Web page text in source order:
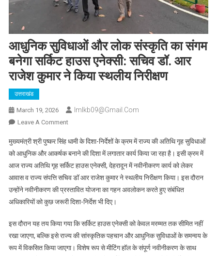
आधुनिक सुविधाओं और लोक संस्कृति का संगम
बनेगा सर्किट हाउस एनेक्सी: सचिव डॉ. आर
राजेश कुमार ने किया स्थलीय निरीक्षण
उत्तराखंड
March 19, 2026 Imlkb09@gmail.com
Leave A CommentOn
सुविधाओं
और
लोक
संस्कृति
का
संगम
सर्किट
हाउस
एनेक्सी:
मुख्यमंत्री श्री पुष्कर सिंह धामी के दिशा-निर्देशों के क्रम में राज्य की अतिथि गृह सुविधाओं
को आधुनिक और आकर्षक बनाने की दिशा में लगातार कार्य किया जा रहा है। इसी क्रम में
आज राज्य अतिथि गृह सर्किट हाउस एनेक्सी, देहरादून में नवीनीकरण कार्य को लेकर
आवास व राज्य संपत्ति सचिव डॉ आर राजेश कुमार ने स्थलीय निरीक्षण किया। इस दौरान
उन्होंने नवीनीकरण की प्रस्तावित योजना का गहन अवलोकन करते हुए संबंधित
अधिकारियों को कुछ जरूरी दिशा-निर्देश भी दिए।
इस दौरान यह तय किया गया कि सर्किट हाउस एनेक्सी को केवल मरम्मत तक सीमित नहीं
रखा जाएगा, बल्कि इसे राज्य की सांस्कृतिक पहचान और आधुनिक सुविधाओं के समन्वय के
रूप में विकसित किया जाएगा। विशेष रूप से मीटिंग हॉल के संपूर्ण नवीनीकरण के साथ